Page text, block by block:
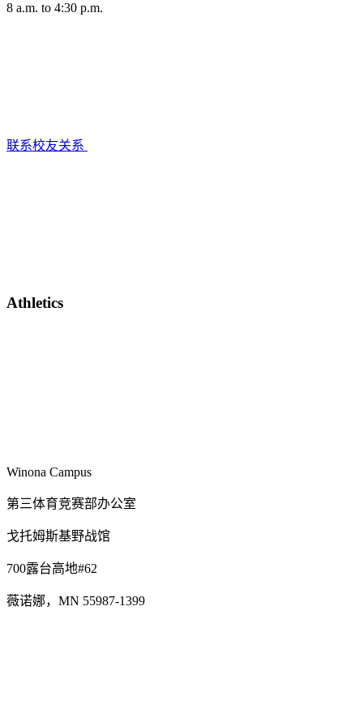
8 a.m. to 4:30 p.m.
联系校友关系
Athletics
Winona Campus
第三体育竞赛部办公室
戈托姆斯基野战馆
700露台高地#62
薇诺娜，MN 55987-1399